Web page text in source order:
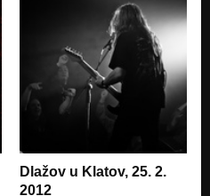
Dlažov u Klatov, 25. 2.
2012